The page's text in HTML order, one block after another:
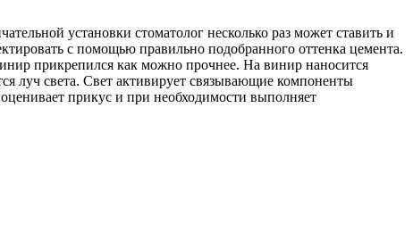
установки стоматолог несколько раз может ставить и
с помощью правильно подобранного оттенка цемента.
прикрепился как можно прочнее. На винир наносится
луч света. Свет активирует связывающие компоненты
прикус и при необходимости выполняет